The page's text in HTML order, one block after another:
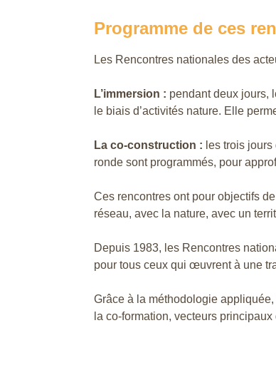
Programme de ces
Les Rencontres nationales des
L’immersion : pendant deux jours,
le biais d’activités nature. Elle
La co-construction : les trois
ronde sont programmés, pour
Ces rencontres ont pour objectifs
réseau, avec la nature, avec un
Depuis 1983, les Rencontres
pour tous ceux qui œuvrent à une
Grâce à la méthodologie
la co-formation, vecteurs